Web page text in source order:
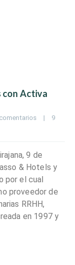
con Activa
|
9
9 de
& Hotels y
por el cual
proveedor de
RRHH,
en 1997 y